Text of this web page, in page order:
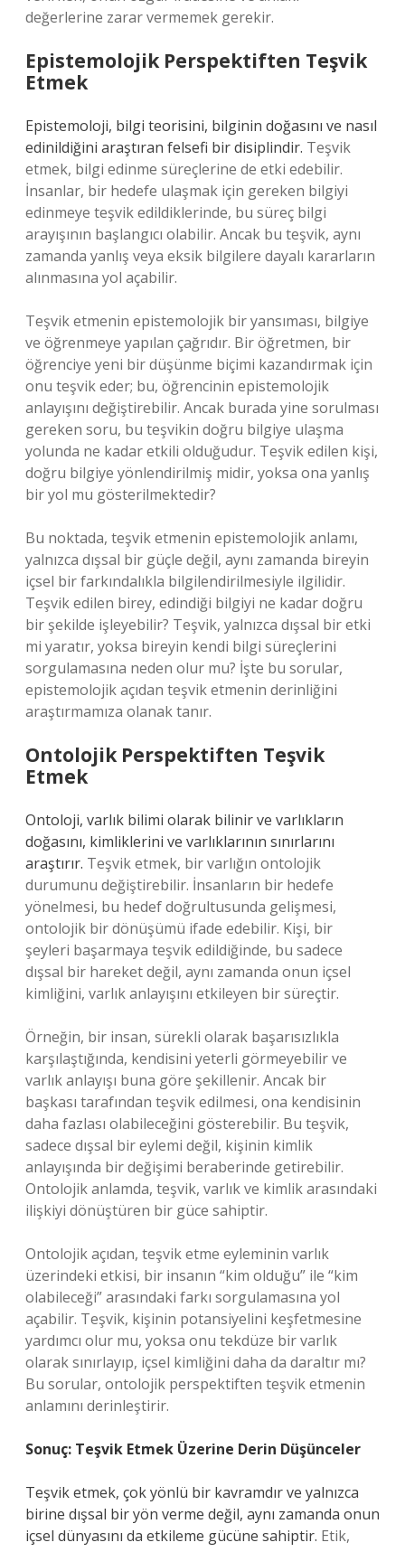
değerlerine zarar vermemek gerekir.
Epistemolojik Perspektiften Teşvik
Etmek
Epistemoloji, bilgi teorisini, bilginin doğasını ve nasıl
edinildiğini araştıran felsefi bir disiplindir. Teşvik
etmek, bilgi edinme süreçlerine de etki edebilir.
İnsanlar, bir hedefe ulaşmak için gereken bilgiyi
edinmeye teşvik edildiklerinde, bu süreç bilgi
arayışının başlangıcı olabilir. Ancak bu teşvik, aynı
zamanda yanlış veya eksik bilgilere dayalı kararların
alınmasına yol açabilir.
Teşvik etmenin epistemolojik bir yansıması, bilgiye
ve öğrenmeye yapılan çağrıdır. Bir öğretmen, bir
öğrenciye yeni bir düşünme biçimi kazandırmak için
onu teşvik eder; bu, öğrencinin epistemolojik
anlayışını değiştirebilir. Ancak burada yine sorulması
gereken soru, bu teşvikin doğru bilgiye ulaşma
yolunda ne kadar etkili olduğudur. Teşvik edilen kişi,
doğru bilgiye yönlendirilmiş midir, yoksa ona yanlış
bir yol mu gösterilmektedir?
Bu noktada, teşvik etmenin epistemolojik anlamı,
yalnızca dışsal bir güçle değil, aynı zamanda bireyin
içsel bir farkındalıkla bilgilendirilmesiyle ilgilidir.
Teşvik edilen birey, edindiği bilgiyi ne kadar doğru
bir şekilde işleyebilir? Teşvik, yalnızca dışsal bir etki
mi yaratır, yoksa bireyin kendi bilgi süreçlerini
sorgulamasına neden olur mu? İşte bu sorular,
epistemolojik açıdan teşvik etmenin derinliğini
araştırmamıza olanak tanır.
Ontolojik Perspektiften Teşvik
Etmek
Ontoloji, varlık bilimi olarak bilinir ve varlıkların
doğasını, kimliklerini ve varlıklarının sınırlarını
araştırır. Teşvik etmek, bir varlığın ontolojik
durumunu değiştirebilir. İnsanların bir hedefe
yönelmesi, bu hedef doğrultusunda gelişmesi,
ontolojik bir dönüşümü ifade edebilir. Kişi, bir
şeyleri başarmaya teşvik edildiğinde, bu sadece
dışsal bir hareket değil, aynı zamanda onun içsel
kimliğini, varlık anlayışını etkileyen bir süreçtir.
Örneğin, bir insan, sürekli olarak başarısızlıkla
karşılaştığında, kendisini yeterli görmeyebilir ve
varlık anlayışı buna göre şekillenir. Ancak bir
başkası tarafından teşvik edilmesi, ona kendisinin
daha fazlası olabileceğini gösterebilir. Bu teşvik,
sadece dışsal bir eylemi değil, kişinin kimlik
anlayışında bir değişimi beraberinde getirebilir.
Ontolojik anlamda, teşvik, varlık ve kimlik arasındaki
ilişkiyi dönüştüren bir güce sahiptir.
Ontolojik açıdan, teşvik etme eyleminin varlık
üzerindeki etkisi, bir insanın “kim olduğu” ile “kim
olabileceği” arasındaki farkı sorgulamasına yol
açabilir. Teşvik, kişinin potansiyelini keşfetmesine
yardımcı olur mu, yoksa onu tekdüze bir varlık
olarak sınırlayıp, içsel kimliğini daha da daraltır mı?
Bu sorular, ontolojik perspektiften teşvik etmenin
anlamını derinleştirir.
Sonuç: Teşvik Etmek Üzerine Derin Düşünceler
Teşvik etmek, çok yönlü bir kavramdır ve yalnızca
birine dışsal bir yön verme değil, aynı zamanda onun
içsel dünyasını da etkileme gücüne sahiptir. Etik,